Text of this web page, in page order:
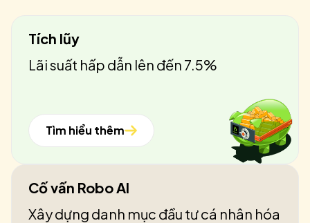
Tích lũy
Lãi suất hấp dẫn lên đến 7.5%
Tìm hiểu thêm
Cố vấn Robo AI
Xây dựng danh mục đầu tư cá nhân hóa